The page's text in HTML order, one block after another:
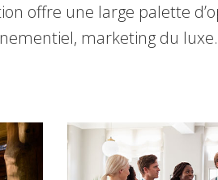
offre une large palette
marketing du